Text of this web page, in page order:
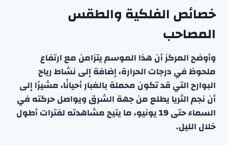
خصائص الفلكية والطقس
المصاحب
وأوضح المركز أن هذا الموسم يتزامن مع ارتفاع
ملحوظ في درجات الحرارة، إضافة إلى نشاط رياح
البوارح التي قد تكون محملة بالغبار أحيانًا، مشيرًا إلى
أن نجم الثريا يطلع من جهة الشرق ويواصل حركته في
السماء حتى 19 يونيو، ما يتيح مشاهدته لفترات أطول
خلال الليل.